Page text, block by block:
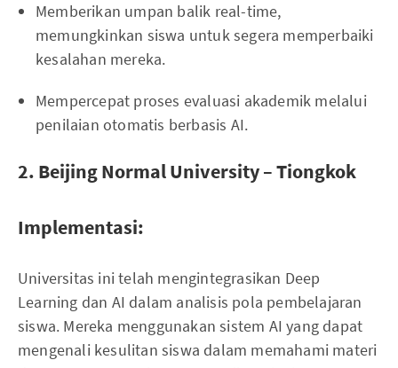
Memberikan umpan balik real-time,
memungkinkan siswa untuk segera memperbaiki
kesalahan mereka.
Mempercepat proses evaluasi akademik melalui
penilaian otomatis berbasis AI.
2. Beijing Normal University – Tiongkok
Implementasi:
Universitas ini telah mengintegrasikan Deep
Learning dan AI dalam analisis pola pembelajaran
siswa. Mereka menggunakan sistem AI yang dapat
mengenali kesulitan siswa dalam memahami materi